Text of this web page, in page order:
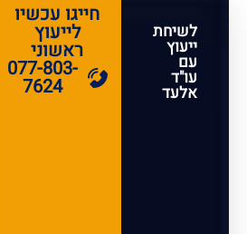
לשיחת
ייעוץ
עם
עו"ד
אלעד
חייגו עכשיו
לייעוץ
ראשוני
077-803-
7624